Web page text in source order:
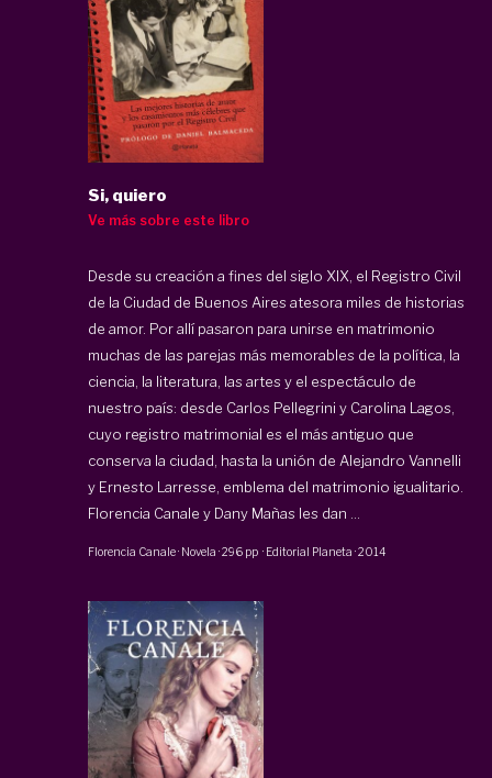
Si, quiero
Ve más sobre este libro
Desde su creación a fines del siglo XIX, el Registro Civil
de la Ciudad de Buenos Aires atesora miles de historias
de amor. Por allí pasaron para unirse en matrimonio
muchas de las parejas más memorables de la política, la
ciencia, la literatura, las artes y el espectáculo de
nuestro país: desde Carlos Pellegrini y Carolina Lagos,
cuyo registro matrimonial es el más antiguo que
conserva la ciudad, hasta la unión de Alejandro Vannelli
y Ernesto Larresse, emblema del matrimonio igualitario.
Florencia Canale y Dany Mañas les dan ...
Florencia Canale· Novela ·296 pp · Editorial Planeta ·2014